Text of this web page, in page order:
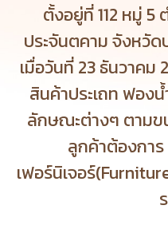
ตั้งอยู่ที่ 112 หมู่ 5
ประจันตคาม จังหวั
เมื่อวันที่ 23 ธันวาคม
สินค้าประเถท ฟอง
ลักษณะต่างๆ ตาม
ลูกค้าต้องการ
เฟอร์นิเจอร์